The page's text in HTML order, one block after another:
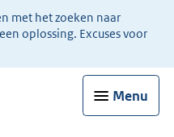
met het zoeken naar
oplossing. Excuses voor
Menu